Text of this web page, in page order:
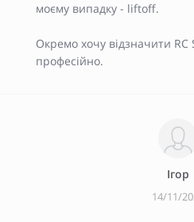
моєму випадку - liftoff.
Окремо хочу відзначити RC
професійно.
Ігор
14/11/